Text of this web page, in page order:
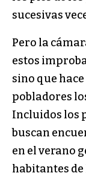
sucesivas
Pero la
estos
sino que
pobladores
Incluidos los
buscan
en el verano
habitantes